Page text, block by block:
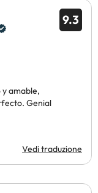
9.3
amable,
Genial
Vedi traduzione